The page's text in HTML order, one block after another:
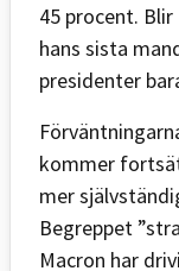
45 procent.
hans sista
presidenter
kommer
mer
Begreppet
Macron har